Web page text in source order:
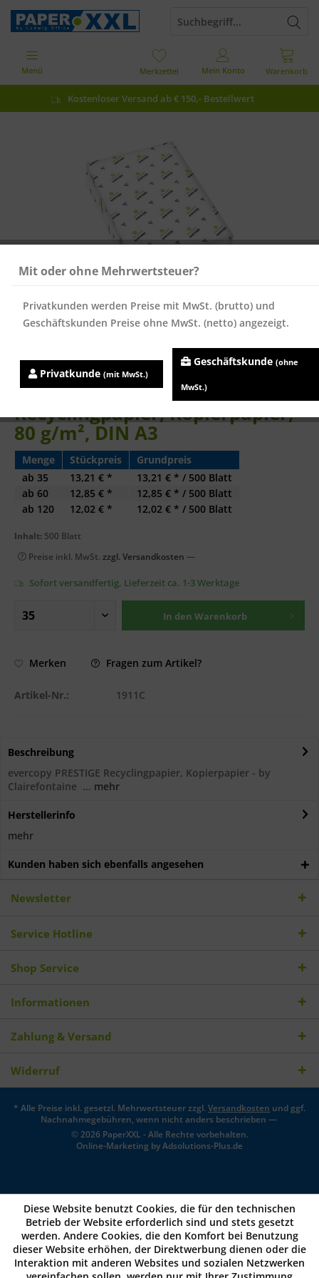
Kostenloser Versand ab € 150,- Bestellwert
Warenkorb
Merkzettel Mein Konto
Menü
evercopy PRESTIGE
Recyclingpapier, Kopierpapier,
80 g/m², DIN A3
Menge Stückpreis
Grundpreis
ab 35 13,21 € *
13,21 € * / 500 Blatt
ab 60 12,85 € *
12,85 € * / 500 Blatt
ab 120 12,02 € * 12,02 € * / 500 Blatt
Inhalt: 500 Blatt
Preise inkl. MwSt. zzgl. Versandkosten —
Sofort versandfertig, Lieferzeit ca. 1-3 Werktage
In den Warenkorb
Merken Fragen zum Artikel?
Artikel-Nr.: 1911C
Beschreibung
evercopy PRESTIGE Recyclingpapier, Kopierpapier - by
Clairefontaine ... mehr
Herstellerinfo
mehr
Kunden haben sich ebenfalls angesehen
Newsletter
Service Hotline
Shop Service
Informationen
Zahlung & Versand
Widerruf
* Alle Preise inkl. gesetzl. Mehrwertsteuer zzgl.Versandkosten und ggf.
Nachnahmegebühren, wenn nicht anders beschrieben —
© 2026 PaperXXL - Alle Rechte vorbehalten.
Online-Marketing byAdsolutions-Plus.de
Diese Website benutzt Cookies, die für den technischen
Betrieb der Website erforderlich sind und stets gesetzt
werden. Andere Cookies, die den Komfort bei Benutzung
dieser Website erhöhen, der Direktwerbung dienen oder die
Interaktion mit anderen Websites und sozialen Netzwerken
Mit oder ohne Mehrwertsteuer?
Privatkunden werden Preise mit MwSt. (brutto) und
Geschäftskunden Preise ohne MwSt. (netto) angezeigt.
Privatkunde (mit MwSt.)
Geschäftskunde (ohne
MwSt.)